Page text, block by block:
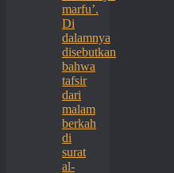
marfu’.
Di
dalamnya
disebutkan
bahwa
tafsir
dari
malam
berkah
di
surat
al-